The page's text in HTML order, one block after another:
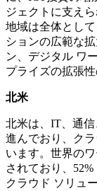
ジェクトに支え
地域は全体とし
ションの広範な
ン、デジタル ワ
プライズの拡張
北米
北米は、IT、通
進んでおり、ク
います。世界の
されており、
クラウド ソリュ